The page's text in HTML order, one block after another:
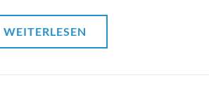
WEITERLESEN